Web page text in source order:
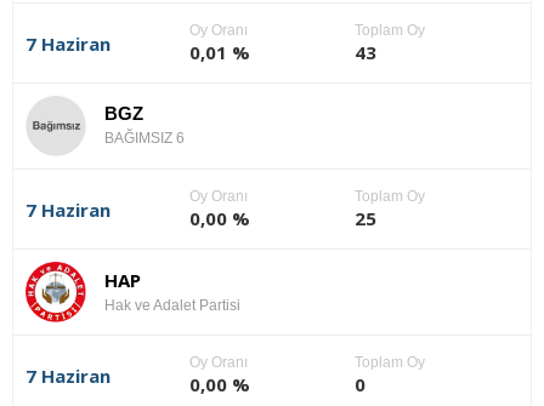
7 Haziran
Oy Oranı
0,01 %
Toplam Oy
43
BGZ
BAĞIMSIZ 6
7 Haziran
Oy Oranı
0,00 %
Toplam Oy
25
HAP
Hak ve Adalet Partisi
7 Haziran
Oy Oranı
0,00 %
Toplam Oy
0